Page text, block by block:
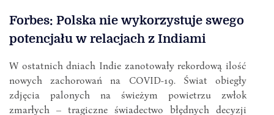
Forbes: Polska nie wykorzystuje swego
potencjału w relacjach z Indiami
W ostatnich dniach Indie zanotowały rekordową ilość
nowych zachorowań na COVID-19. Świat obiegły
zdjęcia palonych na świeżym powietrzu zwłok
zmarłych – tragiczne świadectwo błędnych decyzji